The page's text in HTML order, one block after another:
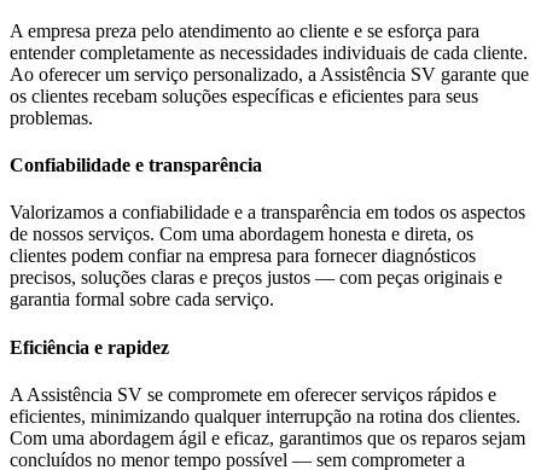
A empresa preza pelo atendimento ao cliente e se esforça para
entender completamente as necessidades individuais de cada cliente.
Ao oferecer um serviço personalizado, a Assistência SV garante que
os clientes recebam soluções específicas e eficientes para seus
problemas.
Confiabilidade e transparência
Valorizamos a confiabilidade e a transparência em todos os aspectos
de nossos serviços. Com uma abordagem honesta e direta, os
clientes podem confiar na empresa para fornecer diagnósticos
precisos, soluções claras e preços justos — com peças originais e
garantia formal sobre cada serviço.
Eficiência e rapidez
A Assistência SV se compromete em oferecer serviços rápidos e
eficientes, minimizando qualquer interrupção na rotina dos clientes.
Com uma abordagem ágil e eficaz, garantimos que os reparos sejam
concluídos no menor tempo possível — sem comprometer a